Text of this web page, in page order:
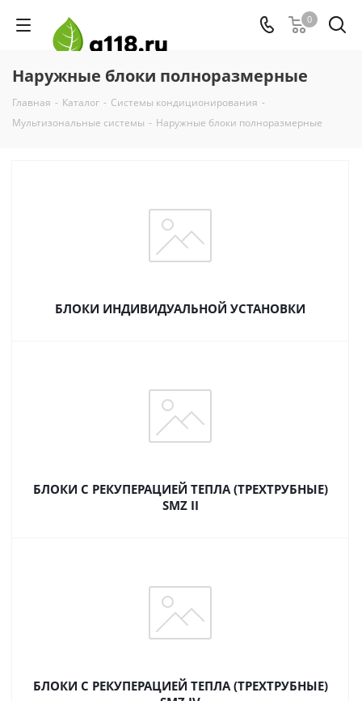
0
Наружные блоки полноразмерные
Главная - Каталог - Системы кондиционирования -
Мультизональные системы - Наружные блоки полноразмерные
БЛОКИ ИНДИВИДУАЛЬНОЙ УСТАНОВКИ
БЛОКИ С РЕКУПЕРАЦИЕЙ ТЕПЛА (ТРЕХТРУБНЫЕ)
SMZ II
БЛОКИ С РЕКУПЕРАЦИЕЙ ТЕПЛА (ТРЕХТРУБНЫЕ)